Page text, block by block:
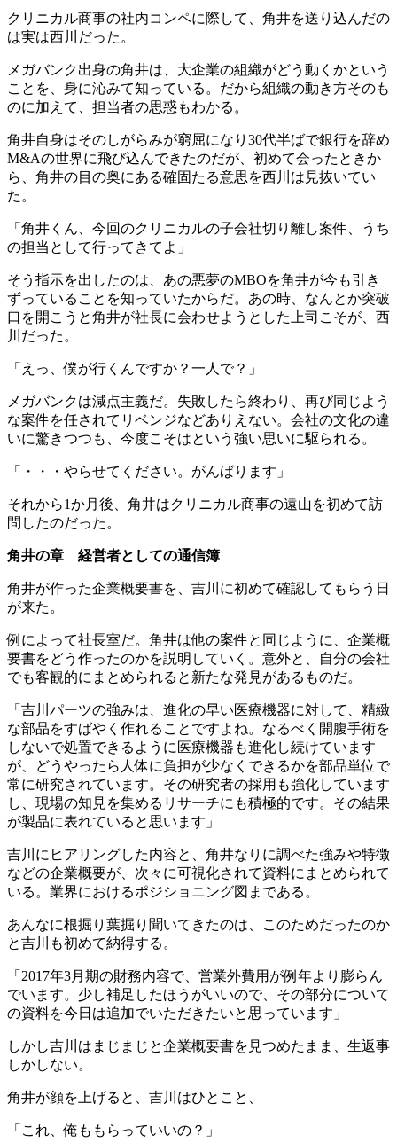
クリニカル商事の社内コンペに際して、角井を送り込んだの
は実は西川だった。
メガバンク出身の角井は、大企業の組織がどう動くかという
ことを、身に沁みて知っている。だから組織の動き方そのも
のに加えて、担当者の思惑もわかる。
角井自身はそのしがらみが窮屈になり30代半ばで銀行を辞め
M&Aの世界に飛び込んできたのだが、初めて会ったときか
ら、角井の目の奥にある確固たる意思を西川は見抜いてい
た。
「角井くん、今回のクリニカルの子会社切り離し案件、うち
の担当として行ってきてよ」
そう指示を出したのは、あの悪夢のMBOを角井が今も引き
ずっていることを知っていたからだ。あの時、なんとか突破
口を開こうと角井が社長に会わせようとした上司こそが、西
川だった。
「えっ、僕が行くんですか？一人で？」
メガバンクは減点主義だ。失敗したら終わり、再び同じよう
な案件を任されてリベンジなどありえない。会社の文化の違
いに驚きつつも、今度こそはという強い思いに駆られる。
「・・・やらせてください。がんばります」
それから1か月後、角井はクリニカル商事の遠山を初めて訪
問したのだった。
角井の章 経営者としての通信簿
角井が作った企業概要書を、吉川に初めて確認してもらう日
が来た。
例によって社長室だ。角井は他の案件と同じように、企業概
要書をどう作ったのかを説明していく。意外と、自分の会社
でも客観的にまとめられると新たな発見があるものだ。
「吉川パーツの強みは、進化の早い医療機器に対して、精緻
な部品をすばやく作れることですよね。なるべく開腹手術を
しないで処置できるように医療機器も進化し続けています
が、どうやったら人体に負担が少なくできるかを部品単位で
常に研究されています。その研究者の採用も強化しています
し、現場の知見を集めるリサーチにも積極的です。その結果
が製品に表れていると思います」
吉川にヒアリングした内容と、角井なりに調べた強みや特徴
などの企業概要が、次々に可視化されて資料にまとめられて
いる。業界におけるポジショニング図まである。
あんなに根掘り葉掘り聞いてきたのは、このためだったのか
と吉川も初めて納得する。
「2017年3月期の財務内容で、営業外費用が例年より膨らん
でいます。少し補足したほうがいいので、その部分について
の資料を今日は追加でいただきたいと思っています」
しかし吉川はまじまじと企業概要書を見つめたまま、生返事
しかしない。
角井が顔を上げると、吉川はひとこと、
「これ、俺ももらっていいの？」